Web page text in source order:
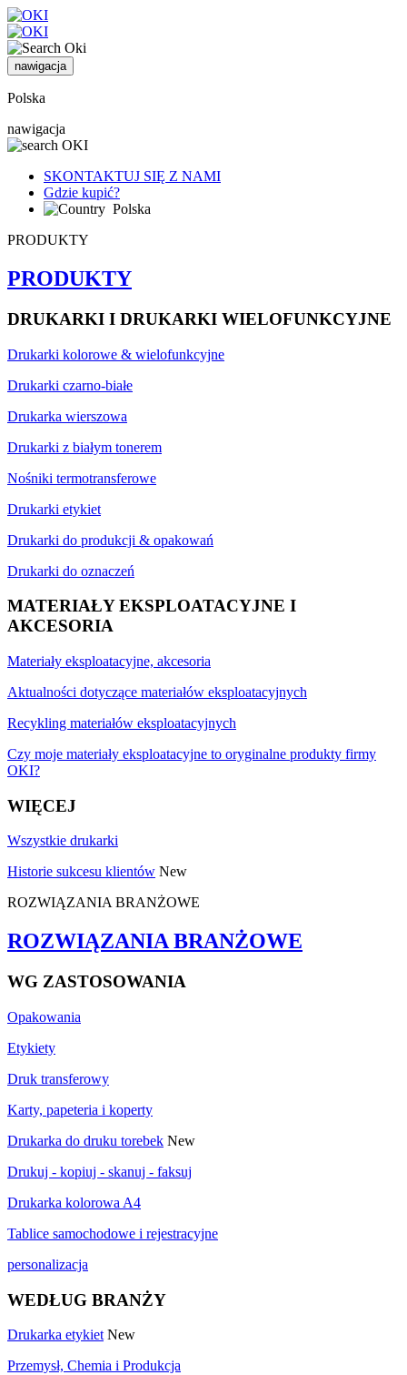
nawigacja
Polska
nawigacja
SKONTAKTUJ SIĘ Z NAMI
Gdzie kupić?
Polska
PRODUKTY
PRODUKTY
DRUKARKI I DRUKARKI WIELOFUNKCYJNE
Drukarki kolorowe & wielofunkcyjne
Drukarki czarno-białe
Drukarka wierszowa
Drukarki z białym tonerem
Nośniki termotransferowe
Drukarki etykiet
Drukarki do produkcji & opakowań
Drukarki do oznaczeń
MATERIAŁY EKSPLOATACYJNE I
AKCESORIA
Materiały eksploatacyjne, akcesoria
Aktualności dotyczące materiałów eksploatacyjnych
Recykling materiałów eksploatacyjnych
Czy moje materiały eksploatacyjne to oryginalne produkty firmy
OKI?
WIĘCEJ
Wszystkie drukarki
Historie sukcesu klientów New
ROZWIĄZANIA BRANŻOWE
ROZWIĄZANIA BRANŻOWE
WG ZASTOSOWANIA
Opakowania
Etykiety
Druk transferowy
Karty, papeteria i koperty
Drukarka do druku torebek New
Drukuj - kopiuj - skanuj - faksuj
Drukarka kolorowa A4
Tablice samochodowe i rejestracyjne
personalizacja
WEDŁUG BRANŻY
Drukarka etykiet New
Przemysł, Chemia i Produkcja